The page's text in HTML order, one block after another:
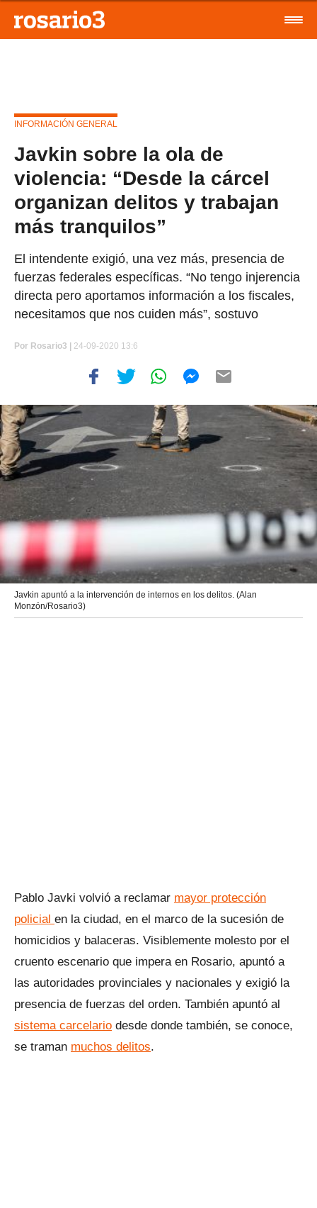
INFORMACIÓN GENERAL
Javkin sobre la ola de
violencia: “Desde la cárcel
organizan delitos y trabajan
más tranquilos”
El intendente exigió, una vez más, presencia de
fuerzas federales específicas. “No tengo injerencia
directa pero aportamos información a los fiscales,
necesitamos que nos cuiden más”, sostuvo
Por Rosario3 | 24-09-2020 13:6
Javkin apuntó a la intervención de internos en los delitos. (Alan
Monzón/Rosario3)
Pablo Javki volvió a reclamar mayor protección
policial en la ciudad, en el marco de la sucesión de
homicidios y balaceras. Visiblemente molesto por el
cruento escenario que impera en Rosario, apuntó a
las autoridades provinciales y nacionales y exigió la
presencia de fuerzas del orden. También apuntó al
sistema carcelario desde donde también, se conoce,
se traman muchos delitos.